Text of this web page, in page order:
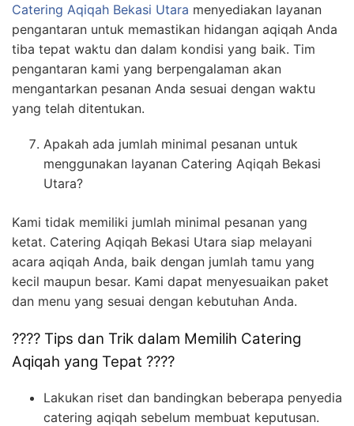
Catering Aqiqah Bekasi Utara menyediakan layanan
pengantaran untuk memastikan hidangan aqiqah Anda
tiba tepat waktu dan dalam kondisi yang baik. Tim
pengantaran kami yang berpengalaman akan
mengantarkan pesanan Anda sesuai dengan waktu
yang telah ditentukan.
Apakah ada jumlah minimal pesanan untuk
menggunakan layanan Catering Aqiqah Bekasi
Utara?
Kami tidak memiliki jumlah minimal pesanan yang
ketat. Catering Aqiqah Bekasi Utara siap melayani
acara aqiqah Anda, baik dengan jumlah tamu yang
kecil maupun besar. Kami dapat menyesuaikan paket
dan menu yang sesuai dengan kebutuhan Anda.
???? Tips dan Trik dalam Memilih Catering
Aqiqah yang Tepat ????
Lakukan riset dan bandingkan beberapa penyedia
catering aqiqah sebelum membuat keputusan.